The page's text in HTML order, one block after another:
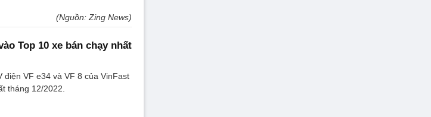
(Nguồn: Zing News)
Top 10 xe bán chạy nhất
VF e34 và VF 8 của VinFast
tháng 12/2022.